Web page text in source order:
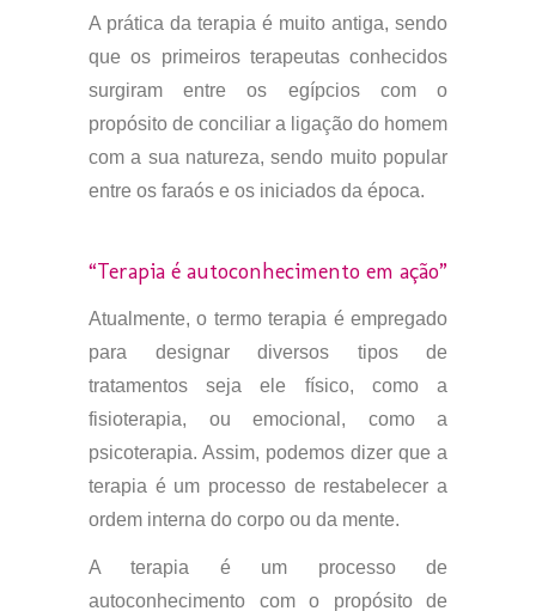
A prática da terapia é muito antiga, sendo
que os primeiros terapeutas conhecidos
surgiram entre os egípcios com o
propósito de conciliar a ligação do homem
com a sua natureza, sendo muito popular
entre os faraós e os iniciados da época.
“Terapia é autoconhecimento em ação”
Atualmente, o termo terapia é empregado
para designar diversos tipos de
tratamentos seja ele físico, como a
fisioterapia, ou emocional, como a
psicoterapia. Assim, podemos dizer que a
terapia é um processo de restabelecer a
ordem interna do corpo ou da mente.
A terapia é um processo de
autoconhecimento com o propósito de